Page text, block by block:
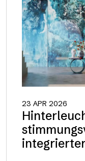
23 APR 2026